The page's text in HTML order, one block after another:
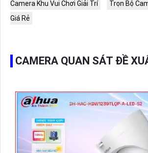
Camera Khu Vui Chơi Giải Trí
Trọn Bộ
Giá Rẻ
CAMERA QUAN SÁT ĐỀ